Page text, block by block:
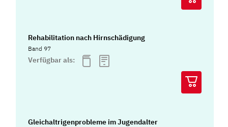
Rehabilitation nach Hirnschädigung
Band 97
Verfügbar als:
Gleichaltrigenprobleme im Jugendalter